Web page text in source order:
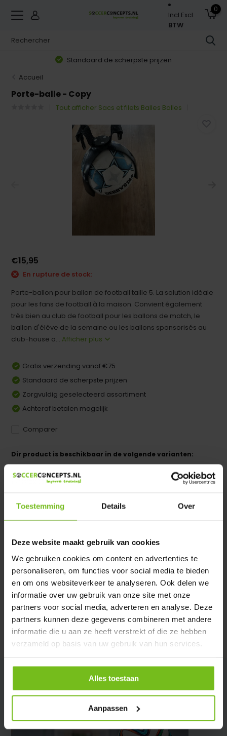
Toestemming Details Over
Deze website maakt gebruik van cookies
We gebruiken cookies om content en advertenties te
personaliseren, om functies voor social media te bieden
en om ons websiteverkeer te analyseren. Ook delen we
informatie over uw gebruik van onze site met onze
partners voor social media, adverteren en analyse. Deze
partners kunnen deze gegevens combineren met andere
informatie die u aan ze heeft verstrekt of die ze hebben
verzameld op basis van uw gebruik van hun services.
Alles toestaan
Aanpassen
Incl.Excl.
BTW
0
Standaard de scherpste prijzen
Accueil
Porte-balle - Copy
Tout afficher Sacs et filets Balles Balles
€15,95
En rupture de stock:
Porte-ballon pour ballon de football taille 5. La solution idéale
pour les fans de football à la maison. Convient également
très bien au club de football pour les ballons de match, le
ballon d'élève de la semaine ou les ballons sponsorisés au
club-house o... Afficher plus
Gratis verzending vanaf €75
Standaard de scherpste prijzen
Zorgvuldig geselecteerd assortiment
Achteraf betalen mogelijk
Comparer
Dir product is beschikbaar in de volgende varianten:
Heeft u een vraag over dit product ?
Verstuur email
Description du produit
Spécifications
Évaluations
Partager